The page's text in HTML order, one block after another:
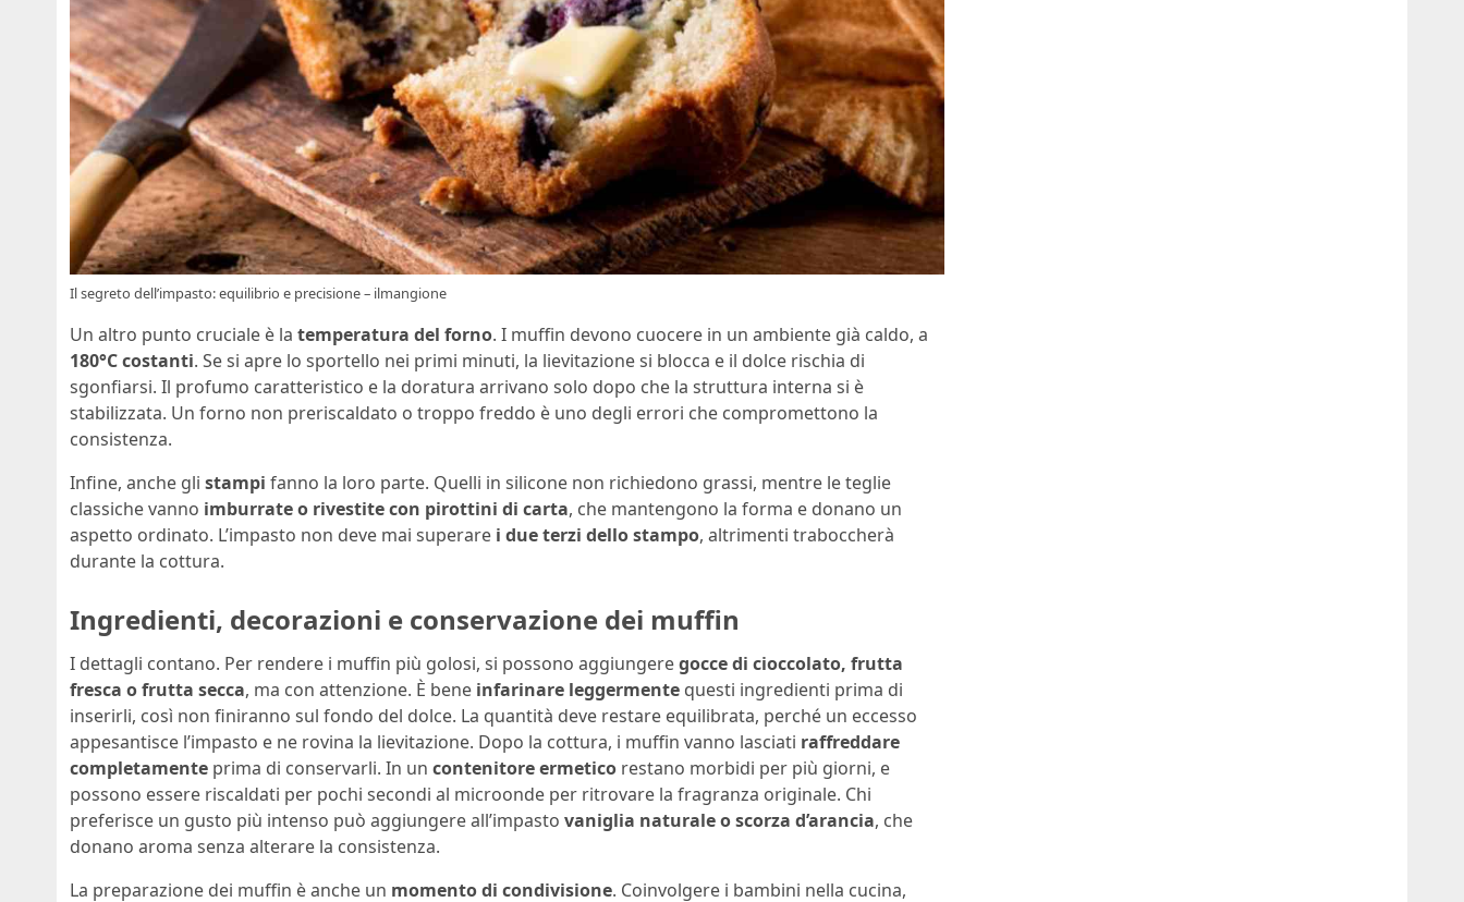
Il segreto dell’impasto: equilibrio e precisione – ilmangione
Un altro punto cruciale è la temperatura del forno. I muffin devono cuocere in un ambiente già caldo, a
180°C costanti. Se si apre lo sportello nei primi minuti, la lievitazione si blocca e il dolce rischia di
sgonfiarsi. Il profumo caratteristico e la doratura arrivano solo dopo che la struttura interna si è
stabilizzata. Un forno non preriscaldato o troppo freddo è uno degli errori che compromettono la
consistenza.
Infine, anche gli stampi fanno la loro parte. Quelli in silicone non richiedono grassi, mentre le teglie
classiche vanno imburrate o rivestite con pirottini di carta, che mantengono la forma e donano un
aspetto ordinato. L’impasto non deve mai superare i due terzi dello stampo, altrimenti traboccherà
durante la cottura.
Ingredienti, decorazioni e conservazione dei muffin
I dettagli contano. Per rendere i muffin più golosi, si possono aggiungeregocce di cioccolato, frutta
fresca o frutta secca, ma con attenzione. È bene infarinare leggermente questi ingredienti prima di
inserirli, così non finiranno sul fondo del dolce. La quantità deve restare equilibrata, perché un eccesso
appesantisce l’impasto e ne rovina la lievitazione. Dopo la cottura, i muffin vanno lasciati raffreddare
completamente prima di conservarli. In un contenitore ermetico restano morbidi per più giorni, e
possono essere riscaldati per pochi secondi al microonde per ritrovare la fragranza originale. Chi
preferisce un gusto più intenso può aggiungere all’impasto vaniglia naturale o scorza d’arancia, che
donano aroma senza alterare la consistenza.
La preparazione dei muffin è anche un momento di condivisione. Coinvolgere i bambini nella cucina,